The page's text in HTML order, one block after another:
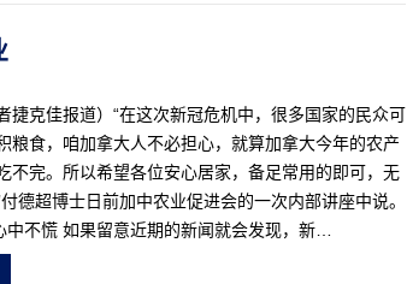
捷克佳报道）“在这次新冠危机中，很多国家的民众可
粮食，咱加拿大人不必担心，就算加拿大今年的农产
不完。所以希望各位安心居家，备足常用的即可，无
德超博士日前加中农业促进会的一次内部讲座中说。
中不慌 如果留意近期的新闻就会发现，新…